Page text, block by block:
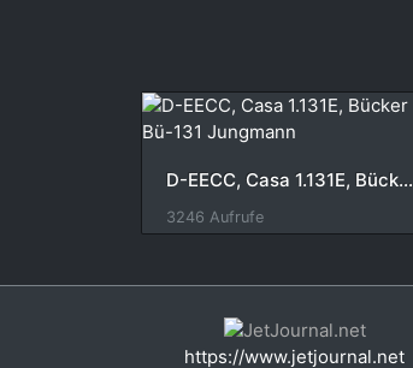
D-EECC, Casa 1.131E, Bücker Bü-131 Jungmann
3246 Aufrufe
https://www.jetjournal.net